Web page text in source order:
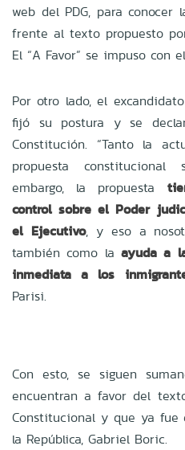
web del PDG, para
frente al texto propuesto
El “A Favor” se impuso con
Por otro lado, el
fijó su postura y se
Constitución. “Tanto la
propuesta
embargo, la propuesta
control sobre el Poder
el Ejecutivo, y eso a
también como la ayuda a
inmediata a los
Parisi.
Con esto, se siguen
encuentran a favor del
Constitucional y que ya fue
la República, Gabriel Boric.